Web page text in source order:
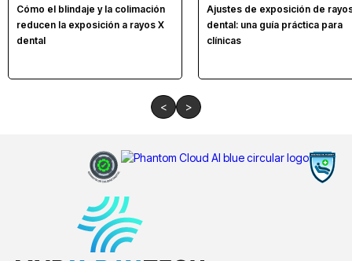
Cómo el blindaje y la colimación
reducen la exposición a rayos X
dental
Ajustes de exposición de
dental: una guía práctica para
clínicas
< >